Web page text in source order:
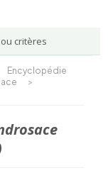
critères
Encyclopédie
>